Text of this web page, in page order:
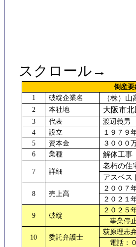
スクロール→
倒産
1
破綻企業名 （株）
2 本社地 大阪市
3 代表
渡辺義男
4
設立
１９７９
5
資本金
３０００
6
業種 解体工事
7 詳細
老朽の住
アスベス
8 売上高
２００７
２０２１
9 破綻
２０２５
事業停
10 委託弁護士
荻原理志
電話：